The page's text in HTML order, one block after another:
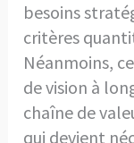
besoins
critères
Néanmoins,
de vision à
chaîne de
qui devient